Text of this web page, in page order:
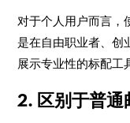
对于个人用户而言，
是在自由职业者、创
展示专业性的标配工
2. 区别于普通